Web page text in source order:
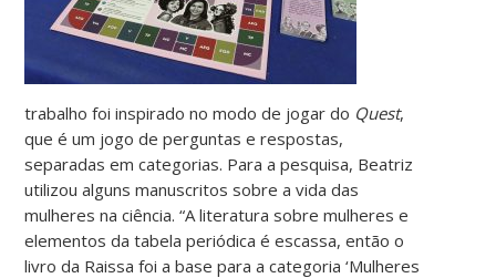
trabalho foi inspirado no modo de jogar do Quest,
que é um jogo de perguntas e respostas,
separadas em categorias. Para a pesquisa, Beatriz
utilizou alguns manuscritos sobre a vida das
mulheres na ciência. “A literatura sobre mulheres e
elementos da tabela periódica é escassa, então o
livro da Raissa foi a base para a categoria ‘Mulheres